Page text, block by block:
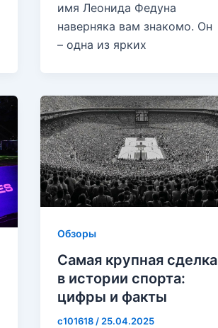
имя Леонида Федуна
наверняка вам знакомо. Он
– одна из ярких
Обзоры
Самая крупная сделка
в истории спорта:
цифры и факты
c101618/25.04.2025